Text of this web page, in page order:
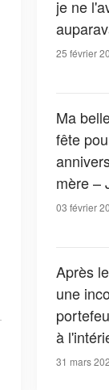
je ne
25 février
Ma
fête
mère –
pire
03 février
Après
une
à
voix
31 mars